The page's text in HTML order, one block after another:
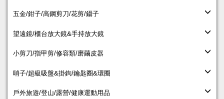
五金/鉗子/高鋼剪刀/花剪/鑷子
望遠鏡/櫃台放大鏡&手持放大鏡
小剪刀/指甲剪/修容類/磨繭皮器
哨子/超級吸盤&掛鉤/鑰匙圈&環圈
戶外旅遊/登山/露營/健康運動用品